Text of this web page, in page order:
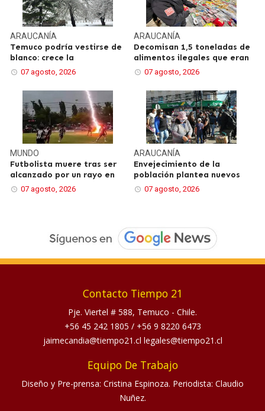
ARAUCANÍA
Temuco podría vestirse de
blanco: crece la
07 agosto, 2026
ARAUCANÍA
Decomisan 1,5 toneladas de
alimentos ilegales que eran
07 agosto, 2026
MUNDO
Futbolista muere tras ser
alcanzado por un rayo en
07 agosto, 2026
ARAUCANÍA
Envejecimiento de la
población plantea nuevos
07 agosto, 2026
Contacto Tiempo 21
Pje. Viertel # 588, Temuco - Chile.
+56 45 242 1805 / +56 9 8220 6473
jaimecandia@tiempo21.cl legales@tiempo21.cl
Equipo De Trabajo
Diseño y Pre-prensa: Cristina Espinoza. Periodista: Claudio
Nuñez.